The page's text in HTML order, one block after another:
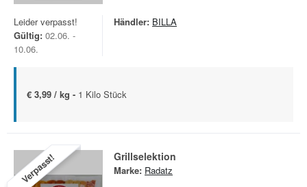
Leider verpasst!
Gültig: 02.06. -
10.06.
Händler: BILLA
€ 3,99 / kg - 1 Kilo Stück
Verpasst! Grillselektion
Marke: Radatz